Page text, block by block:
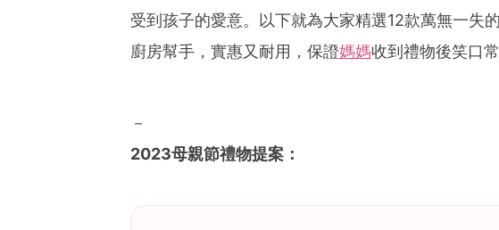
受到孩子的愛意。以下就為大家精選12款萬無一失
廚房幫手，實惠又耐用，保證媽媽收到禮物後笑口常
－
2023母親節禮物提案：